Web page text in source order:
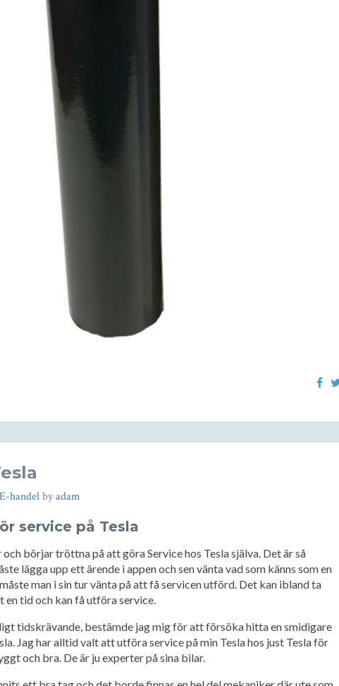
E-handelbyadam
service på Tesla
och börjar tröttna på att göra Service hos Tesla själva. Det är så
lägga upp ett ärende i appen och sen vänta vad som känns som en
man i sin tur vänta på att få servicen utförd. Det kan ibland ta
en tid och kan få utföra service.
tidskrävande, bestämde jag mig för att försöka hitta en smidigare
Jag har alltid valt att utföra service på min Tesla hos just Tesla för
och bra. De är ju experter på sina bilar.